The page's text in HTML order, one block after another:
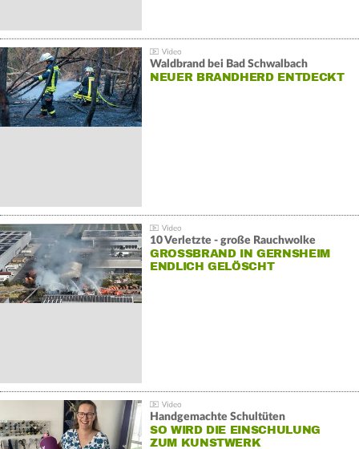
Waldbrand bei Bad Schwalbach
NEUER BRANDHERD ENTDECKT
10 Verletzte - große Rauchwolke
GROSSBRAND IN GERNSHEIM E
NDLICH GELÖSCHT
Handgemachte Schultüten
SO WIRD DIE EINSCHULUNG
ZUM KUNSTWERK